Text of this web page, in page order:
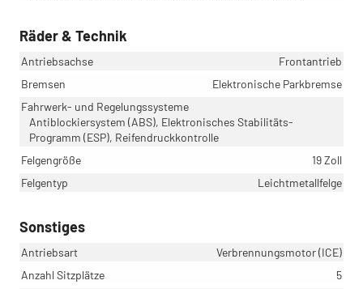
Räder & Technik
Antriebsachse
Frontantrieb
Bremsen
Elektronische Parkbremse
Fahrwerk- und Regelungssysteme
Antiblockiersystem (ABS), Elektronisches Stabilitäts-
Programm (ESP), Reifendruckkontrolle
Felgengröße
19 Zoll
Felgentyp
Leichtmetallfelge
Sonstiges
Antriebsart
Verbrennungsmotor (ICE)
Anzahl Sitzplätze
5